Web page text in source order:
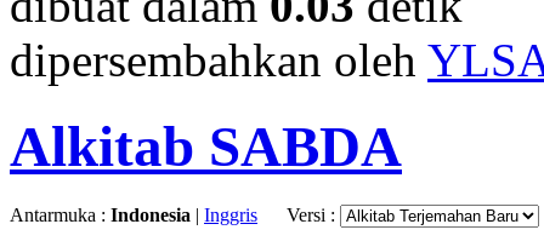
dipersembahkan oleh
Alkitab SABDA
Antarmuka : Indonesia | Inggris Versi :